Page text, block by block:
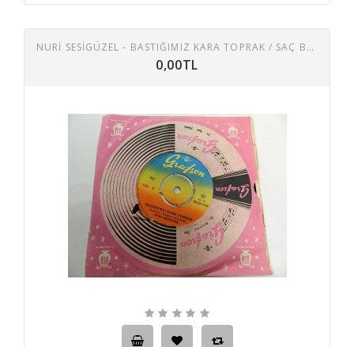
NURİ SESİGÜZEL - BASTIĞIMIZ KARA TOPRAK / SAÇ BEYAZ OLMUŞ
0,00TL